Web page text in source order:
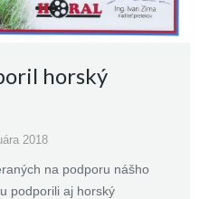
horský
2018
na podporu nášho
podporili aj horský